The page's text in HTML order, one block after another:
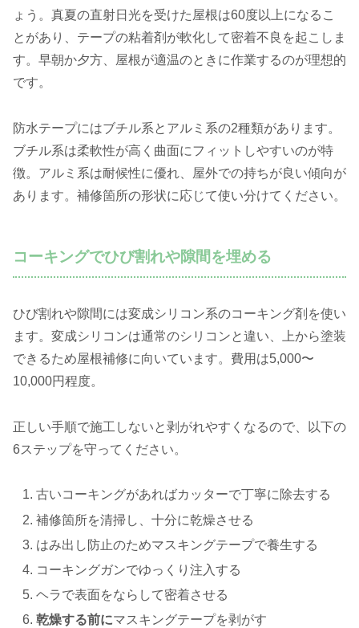
ょう。真夏の直射日光を受けた屋根は60度以上になるこ
とがあり、テープの粘着剤が軟化して密着不良を起こしま
す。早朝か夕方、屋根が適温のときに作業するのが理想的
です。
防水テープにはブチル系とアルミ系の2種類があります。
ブチル系は柔軟性が高く曲面にフィットしやすいのが特
徴。アルミ系は耐候性に優れ、屋外での持ちが良い傾向が
あります。補修箇所の形状に応じて使い分けてください。
コーキングでひび割れや隙間を埋める
ひび割れや隙間には変成シリコン系のコーキング剤を使い
ます。変成シリコンは通常のシリコンと違い、上から塗装
できるため屋根補修に向いています。費用は5,000〜
10,000円程度。
正しい手順で施工しないと剥がれやすくなるので、以下の
6ステップを守ってください。
古いコーキングがあればカッターで丁寧に除去する
補修箇所を清掃し、十分に乾燥させる
はみ出し防止のためマスキングテープで養生する
コーキングガンでゆっくり注入する
ヘラで表面をならして密着させる
乾燥する前にマスキングテープを剥がす